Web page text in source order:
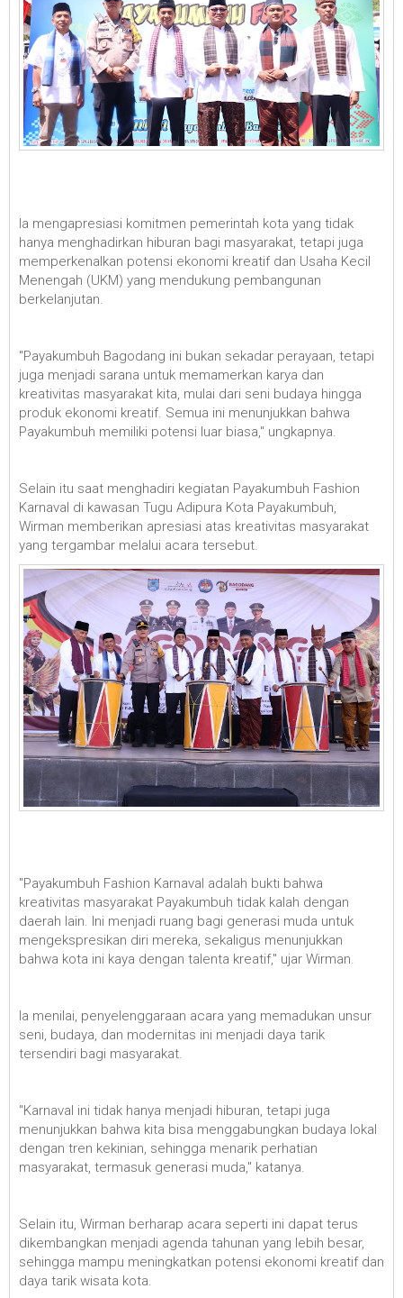
Ia mengapresiasi komitmen pemerintah kota yang tidak
hanya menghadirkan hiburan bagi masyarakat, tetapi juga
memperkenalkan potensi ekonomi kreatif dan Usaha Kecil
Menengah (UKM) yang mendukung pembangunan
berkelanjutan.
"Payakumbuh Bagodang ini bukan sekadar perayaan, tetapi
juga menjadi sarana untuk memamerkan karya dan
kreativitas masyarakat kita, mulai dari seni budaya hingga
produk ekonomi kreatif. Semua ini menunjukkan bahwa
Payakumbuh memiliki potensi luar biasa," ungkapnya.
Selain itu saat menghadiri kegiatan Payakumbuh Fashion
Karnaval di kawasan Tugu Adipura Kota Payakumbuh,
Wirman memberikan apresiasi atas kreativitas masyarakat
yang tergambar melalui acara tersebut.
"Payakumbuh Fashion Karnaval adalah bukti bahwa
kreativitas masyarakat Payakumbuh tidak kalah dengan
daerah lain. Ini menjadi ruang bagi generasi muda untuk
mengekspresikan diri mereka, sekaligus menunjukkan
bahwa kota ini kaya dengan talenta kreatif," ujar Wirman.
Ia menilai, penyelenggaraan acara yang memadukan unsur
seni, budaya, dan modernitas ini menjadi daya tarik
tersendiri bagi masyarakat.
"Karnaval ini tidak hanya menjadi hiburan, tetapi juga
menunjukkan bahwa kita bisa menggabungkan budaya lokal
dengan tren kekinian, sehingga menarik perhatian
masyarakat, termasuk generasi muda," katanya.
Selain itu, Wirman berharap acara seperti ini dapat terus
dikembangkan menjadi agenda tahunan yang lebih besar,
sehingga mampu meningkatkan potensi ekonomi kreatif dan
daya tarik wisata kota.